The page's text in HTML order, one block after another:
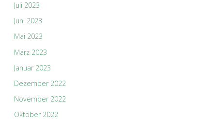
Juli 2023
Juni 2023
Mai 2023
März 2023
Januar 2023
Dezember 2022
November 2022
Oktober 2022